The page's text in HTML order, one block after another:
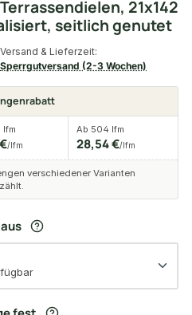
21x142
seitlich genutet
Versand & Lieferzeit:
Sperrgutversand (2-3 Wochen)
lfm
/lfm
Ab 504 lfm
28,54 €/lfm
verschiedener Varianten